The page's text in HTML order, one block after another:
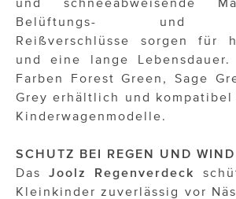
Belüftungs- und
Reißverschlüsse sorgen für
und eine lange
Farben Forest Green, Sage
Grey erhältlich und
Kinderwagenmodelle.
SCHUTZ BEI REGEN UND WIND
Das
Joolz Regenverdeck
Kleinkinder zuverlässig vor